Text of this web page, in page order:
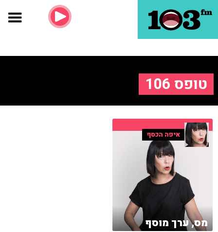
טופס 106
איפה הכסף
מס, ערך מוסף